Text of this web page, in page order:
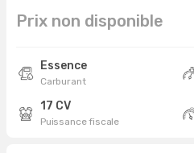
Prix non disponible
Essence
Carburant
17 CV
Puissance fiscale